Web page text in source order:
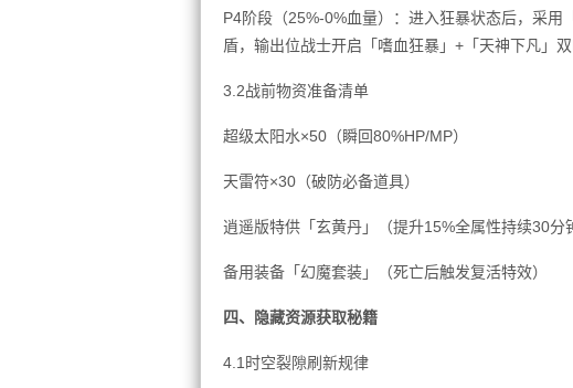
P4阶段（25%-0%血量）：进入狂暴状态后，采
盾，输出位战士开启「嗜血狂暴」+「天神下凡」双
3.2战前物资准备清单
超级太阳水×50（瞬回80%HP/MP）
天雷符×30（破防必备道具）
逍遥版特供「玄黄丹」（提升15%全属性持续30分
备用装备「幻魔套装」（死亡后触发复活特效）
四、隐藏资源获取秘籍
4.1时空裂隙刷新规律